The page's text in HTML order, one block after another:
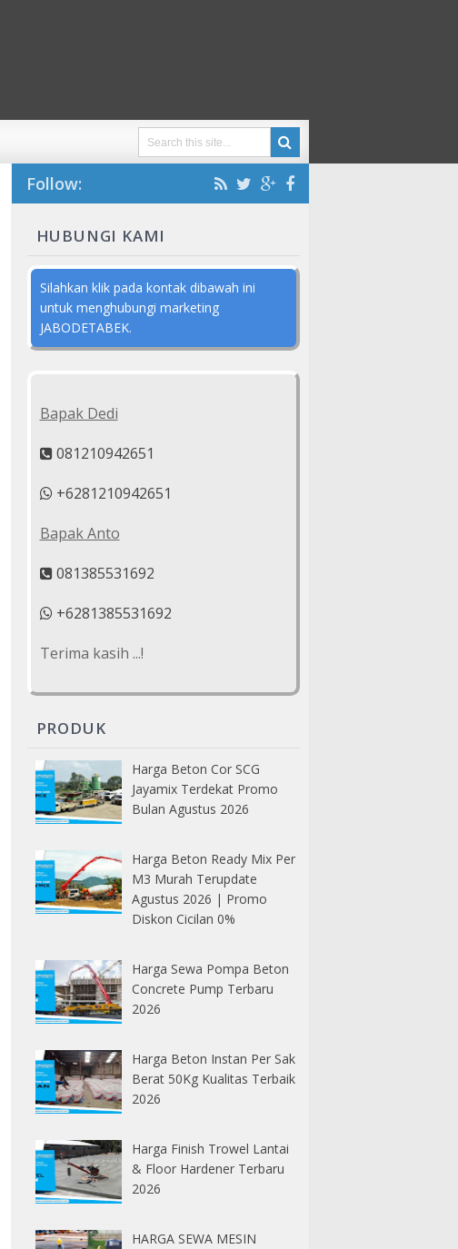
Follow:
HUBUNGI KAMI
Silahkan klik pada kontak dibawah ini
untuk menghubungi marketing
JABODETABEK.
Bapak Dedi
081210942651
+6281210942651
Bapak Anto
081385531692
+6281385531692
Terima kasih ...!
PRODUK
Harga Beton Cor SCG
Jayamix Terdekat Promo
Bulan Agustus 2026
Harga Beton Ready Mix Per
M3 Murah Terupdate
Agustus 2026 | Promo
Diskon Cicilan 0%
Harga Sewa Pompa Beton
Concrete Pump Terbaru
2026
Harga Beton Instan Per Sak
Berat 50Kg Kualitas Terbaik
2026
Harga Finish Trowel Lantai
& Floor Hardener Terbaru
2026
HARGA SEWA MESIN